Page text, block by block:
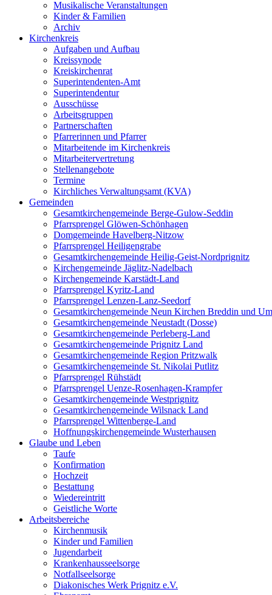
Musikalische Veranstaltungen
Kinder & Familien
Archiv
Kirchenkreis
Aufgaben und Aufbau
Kreissynode
Kreiskirchenrat
Superintendenten-Amt
Superintendentur
Ausschüsse
Arbeitsgruppen
Partnerschaften
Pfarrerinnen und Pfarrer
Mitarbeitende im Kirchenkreis
Mitarbeitervertretung
Stellenangebote
Termine
Kirchliches Verwaltungsamt (KVA)
Gemeinden
Gesamtkirchengemeinde Berge-Gulow-Seddin
Pfarrsprengel Glöwen-Schönhagen
Domgemeinde Havelberg-Nitzow
Pfarrsprengel Heiligengrabe
Gesamtkirchengemeinde Heilig-Geist-Nordprignitz
Kirchengemeinde Jäglitz-Nadelbach
Kirchengemeinde Karstädt-Land
Pfarrsprengel Kyritz-Land
Pfarrsprengel Lenzen-Lanz-Seedorf
Gesamtkirchengemeinde Neun Kirchen Breddin und
Gesamtkirchengemeinde Neustadt (Dosse)
Gesamtkirchengemeinde Perleberg-Land
Gesamtkirchengemeinde Prignitz Land
Gesamtkirchengemeinde Region Pritzwalk
Gesamtkirchengemeinde St. Nikolai Putlitz
Pfarrsprengel Rühstädt
Pfarrsprengel Uenze-Rosenhagen-Krampfer
Gesamtkirchengemeinde Westprignitz
Gesamtkirchengemeinde Wilsnack Land
Pfarrsprengel Wittenberge-Land
Hoffnungskirchengemeinde Wusterhausen
Glaube und Leben
Taufe
Konfirmation
Hochzeit
Bestattung
Wiedereintritt
Geistliche Worte
Arbeitsbereiche
Kirchenmusik
Kinder und Familien
Jugendarbeit
Krankenhausseelsorge
Notfallseelsorge
Diakonisches Werk Prignitz e.V.